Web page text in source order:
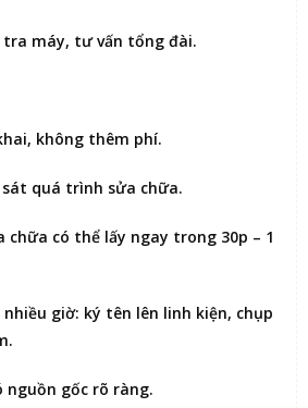
tra máy, tư vấn tổng đài.
không thêm phí.
quá trình sửa chữa.
chữa có thể lấy ngay trong 30p – 1
giờ: ký tên lên linh kiện, chụp
nguồn gốc rõ ràng.